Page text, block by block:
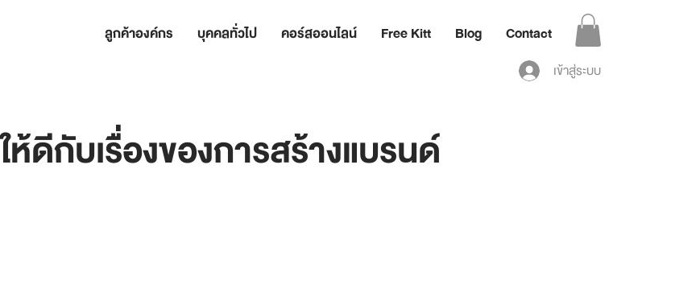
ลูกค้าองค์กร บุคคลทั่วไป คอร์สออนไลน์ Free Kitt Blog Contact
เข้าสู่ระบบ
ห้ดีกับเรื่องของการสร้างแบรนด์